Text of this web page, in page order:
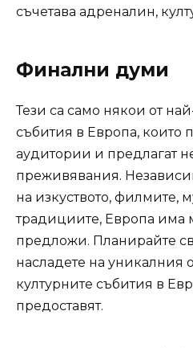
съчетава адреналин,
Финални думи
Тези са само някои от
събития в Европа, които
аудитории и предлагат
преживявания.
на изкуството, филмите,
традициите, Европа има
предложи. Планирайте
насладете на уникалния
културните събития в
предоставят.